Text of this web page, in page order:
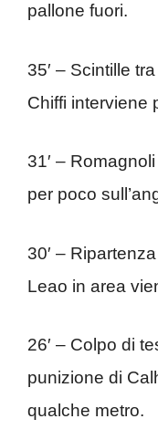
pallone fuori.
35′ – Scintille
Chiffi interviene
31′ –
per poco
30′ –
Leao in area
26′ – Colpo di
punizione di
qualche metro.